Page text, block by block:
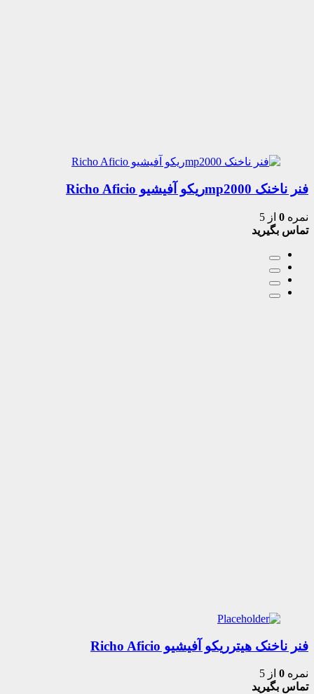
فنر ناخنک mp2000ریکو آفیشیو Richo Aficio
نمره 0 از 5
تماس بگیرید
فنر ناخنک هیترریکو آفیشیو Richo Aficio
نمره 0 از 5
تماس بگیرید